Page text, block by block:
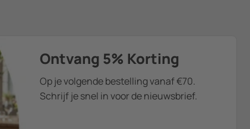
Ontvang 5% Korting
Op je volgende bestelling vanaf €70.
Schrijf je snel in voor de nieuwsbrief.